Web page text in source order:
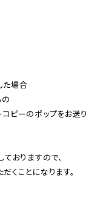
た場合
ピーのポップをお送り
おりますので、
くことになります。